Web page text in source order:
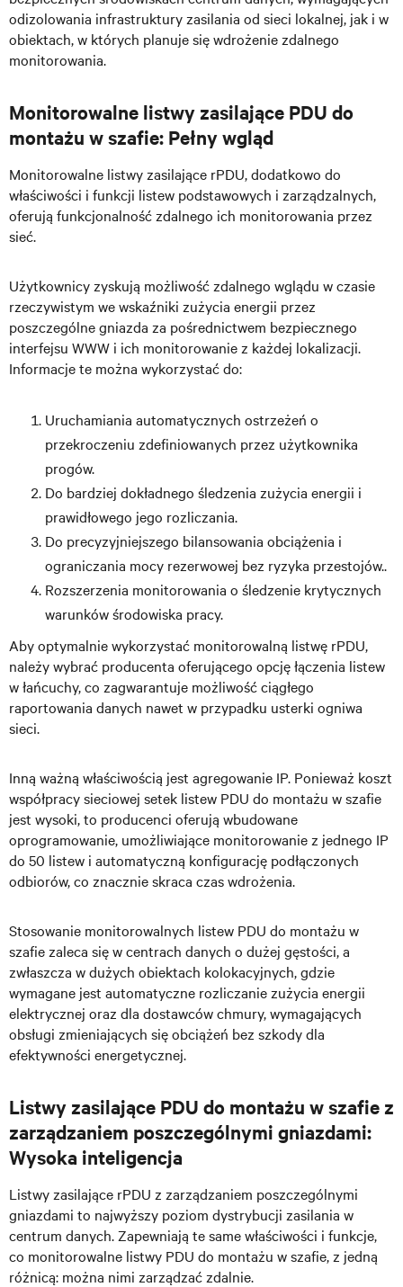
odizolowania infrastruktury zasilania od sieci lokalnej, jak i w
obiektach, w których planuje się wdrożenie zdalnego
monitorowania.
Monitorowalne listwy zasilające PDU do
montażu w szafie: Pełny wgląd
Monitorowalne listwy zasilające rPDU, dodatkowo do
właściwości i funkcji listew podstawowych i zarządzalnych,
oferują funkcjonalność zdalnego ich monitorowania przez
sieć.
Użytkownicy zyskują możliwość zdalnego wglądu w czasie
rzeczywistym we wskaźniki zużycia energii przez
poszczególne gniazda za pośrednictwem bezpiecznego
interfejsu WWW i ich monitorowanie z każdej lokalizacji.
Informacje te można wykorzystać do:
Uruchamiania automatycznych ostrzeżeń o
przekroczeniu zdefiniowanych przez użytkownika
progów.
Do bardziej dokładnego śledzenia zużycia energii i
prawidłowego jego rozliczania.
Do precyzyjniejszego bilansowania obciążenia i
ograniczania mocy rezerwowej bez ryzyka przestojów..
Rozszerzenia monitorowania o śledzenie krytycznych
warunków środowiska pracy.
Aby optymalnie wykorzystać monitorowalną listwę rPDU,
należy wybrać producenta oferującego opcję łączenia listew
w łańcuchy, co zagwarantuje możliwość ciągłego
raportowania danych nawet w przypadku usterki ogniwa
sieci.
Inną ważną właściwością jest agregowanie IP. Ponieważ koszt
współpracy sieciowej setek listew PDU do montażu w szafie
jest wysoki, to producenci oferują wbudowane
oprogramowanie, umożliwiające monitorowanie z jednego IP
do 50 listew i automatyczną konfigurację podłączonych
odbiorów, co znacznie skraca czas wdrożenia.
Stosowanie monitorowalnych listew PDU do montażu w
szafie zaleca się w centrach danych o dużej gęstości, a
zwłaszcza w dużych obiektach kolokacyjnych, gdzie
wymagane jest automatyczne rozliczanie zużycia energii
elektrycznej oraz dla dostawców chmury, wymagających
obsługi zmieniających się obciążeń bez szkody dla
efektywności energetycznej.
Listwy zasilające PDU do montażu w szafie z
zarządzaniem poszczególnymi gniazdami:
Wysoka inteligencja
Listwy zasilające rPDU z zarządzaniem poszczególnymi
gniazdami to najwyższy poziom dystrybucji zasilania w
centrum danych. Zapewniają te same właściwości i funkcje,
co monitorowalne listwy PDU do montażu w szafie, z jedną
różnicą: można nimi zarządzać zdalnie.